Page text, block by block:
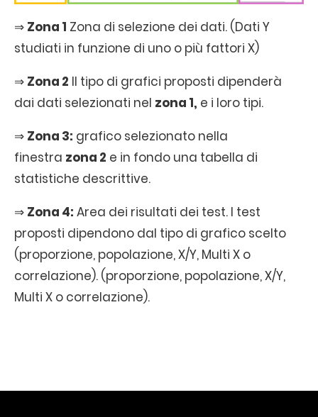
⇒ Zona 1 Zona di selezione dei dati. (Dati Y
studiati in funzione di uno o più fattori X)
⇒ Zona 2 Il tipo di grafici proposti dipenderà
dai dati selezionati nel zona 1, e i loro tipi.
⇒ Zona 3: grafico selezionato nella
finestra zona 2 e in fondo una tabella di
statistiche descrittive.
⇒ Zona 4: Area dei risultati dei test. I test
proposti dipendono dal tipo di grafico scelto
(proporzione, popolazione, X/Y, Multi X o
correlazione). (proporzione, popolazione, X/Y,
Multi X o correlazione).